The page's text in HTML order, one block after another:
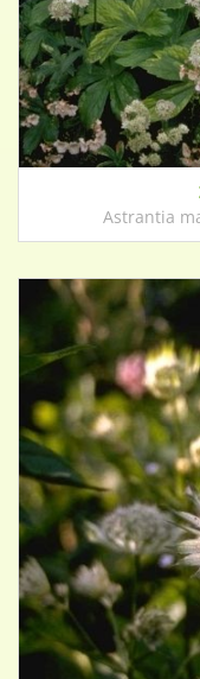
Astrantia